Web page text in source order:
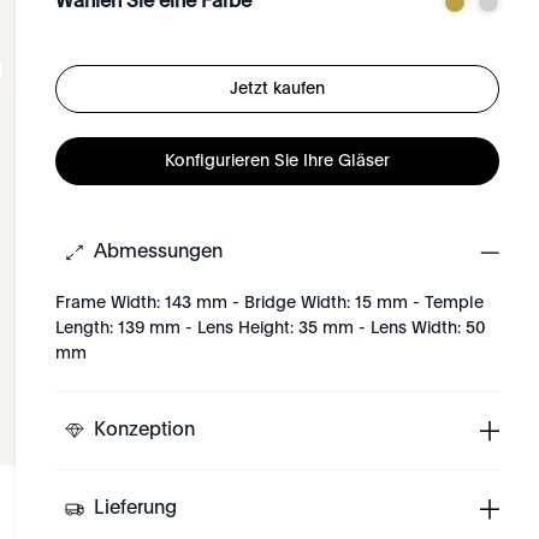
Jetzt kaufen
Konfigurieren Sie Ihre Gläser
Abmessungen
Frame Width: 143 mm - Bridge Width: 15 mm - Temple
Length: 139 mm - Lens Height: 35 mm - Lens Width: 50
mm
Konzeption
Lieferung